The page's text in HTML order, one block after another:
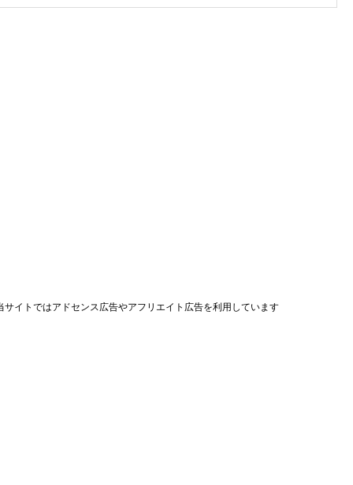
サイトではアドセンス広告やアフリエイト広告を利用しています